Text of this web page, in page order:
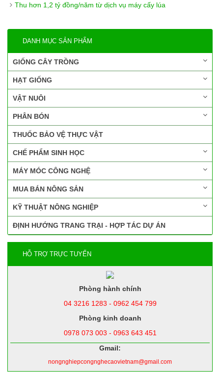
Thu hơn 1,2 tỷ đồng/năm từ dịch vụ máy cấy lúa
DANH MỤC SẢN PHẨM
GIỐNG CÂY TRỒNG
HẠT GIỐNG
VẬT NUÔI
PHÂN BÓN
THUỐC BẢO VỆ THỰC VẬT
CHẾ PHẨM SINH HỌC
MÁY MÓC CÔNG NGHỆ
MUA BÁN NÔNG SẢN
KỸ THUẬT NÔNG NGHIỆP
ĐỊNH HƯỚNG TRANG TRẠI - HỢP TÁC DỰ ÁN
HỖ TRỢ TRỰC TUYẾN
Phòng hành chính
04 3216 1283 - 0962 454 799
Phòng kinh doanh
0978 073 003 - 0963 643 451
Gmail:
nongnghiepcongnghecaovietnam@gmail.com